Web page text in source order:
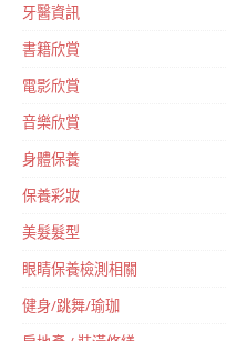
牙醫資訊
書籍欣賞
電影欣賞
音樂欣賞
身體保養
保養彩妝
美髮髮型
眼睛保養檢測相關
健身/跳舞/瑜珈